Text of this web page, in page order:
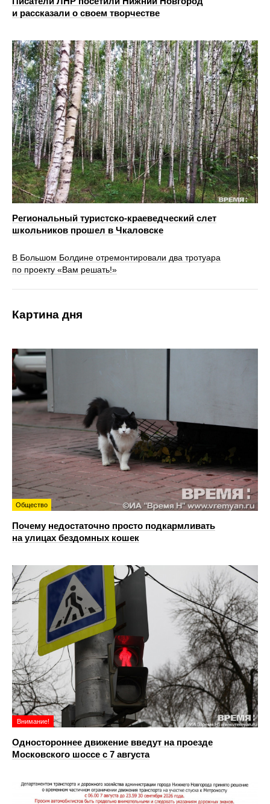
и рассказали о своем творчестве
Региональный туристско-краеведческий слет
школьников прошел в Чкаловске
В Большом Болдине отремонтировали два тротуара
по проекту «Вам решать!»
Картина дня
Общество
Почему недостаточно просто подкармливать
на улицах бездомных кошек
Внимание!
Одностороннее движение введут на проезде
Московского шоссе с 7 августа